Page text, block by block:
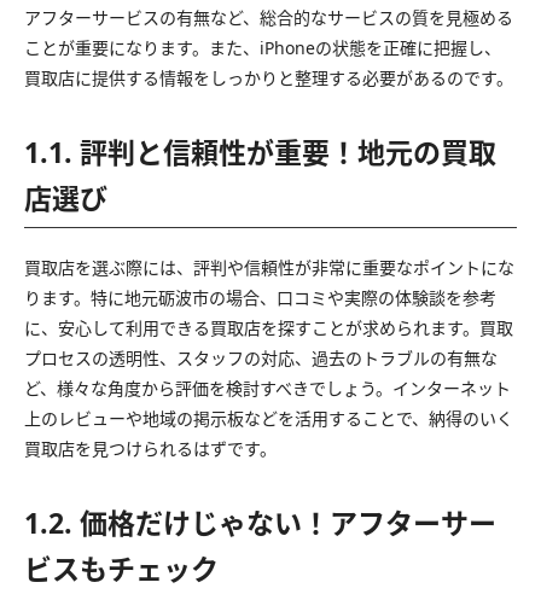
アフターサービスの有無など、総合的なサービスの質を見極める
ことが重要になります。また、iPhoneの状態を正確に把握し、
買取店に提供する情報をしっかりと整理する必要があるのです。
1.1. 評判と信頼性が重要！地元の買取
店選び
買取店を選ぶ際には、評判や信頼性が非常に重要なポイントにな
ります。特に地元砺波市の場合、口コミや実際の体験談を参考
に、安心して利用できる買取店を探すことが求められます。買取
プロセスの透明性、スタッフの対応、過去のトラブルの有無な
ど、様々な角度から評価を検討すべきでしょう。インターネット
上のレビューや地域の掲示板などを活用することで、納得のいく
買取店を見つけられるはずです。
1.2. 価格だけじゃない！アフターサー
ビスもチェック